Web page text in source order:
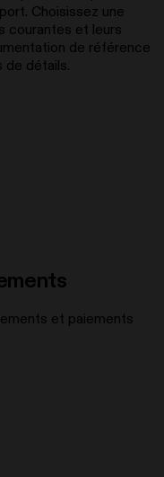
Choisissez une
courantes et leurs
de référence
de détails.
et paiements